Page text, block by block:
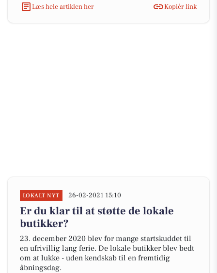
Læs hele artiklen her Kopiér link
LOKALT NYT 26-02-2021 15:10
Er du klar til at støtte de lokale
butikker?
23. december 2020 blev for mange startskuddet til
en ufrivillig lang ferie. De lokale butikker blev bedt
om at lukke - uden kendskab til en fremtidig
åbningsdag.